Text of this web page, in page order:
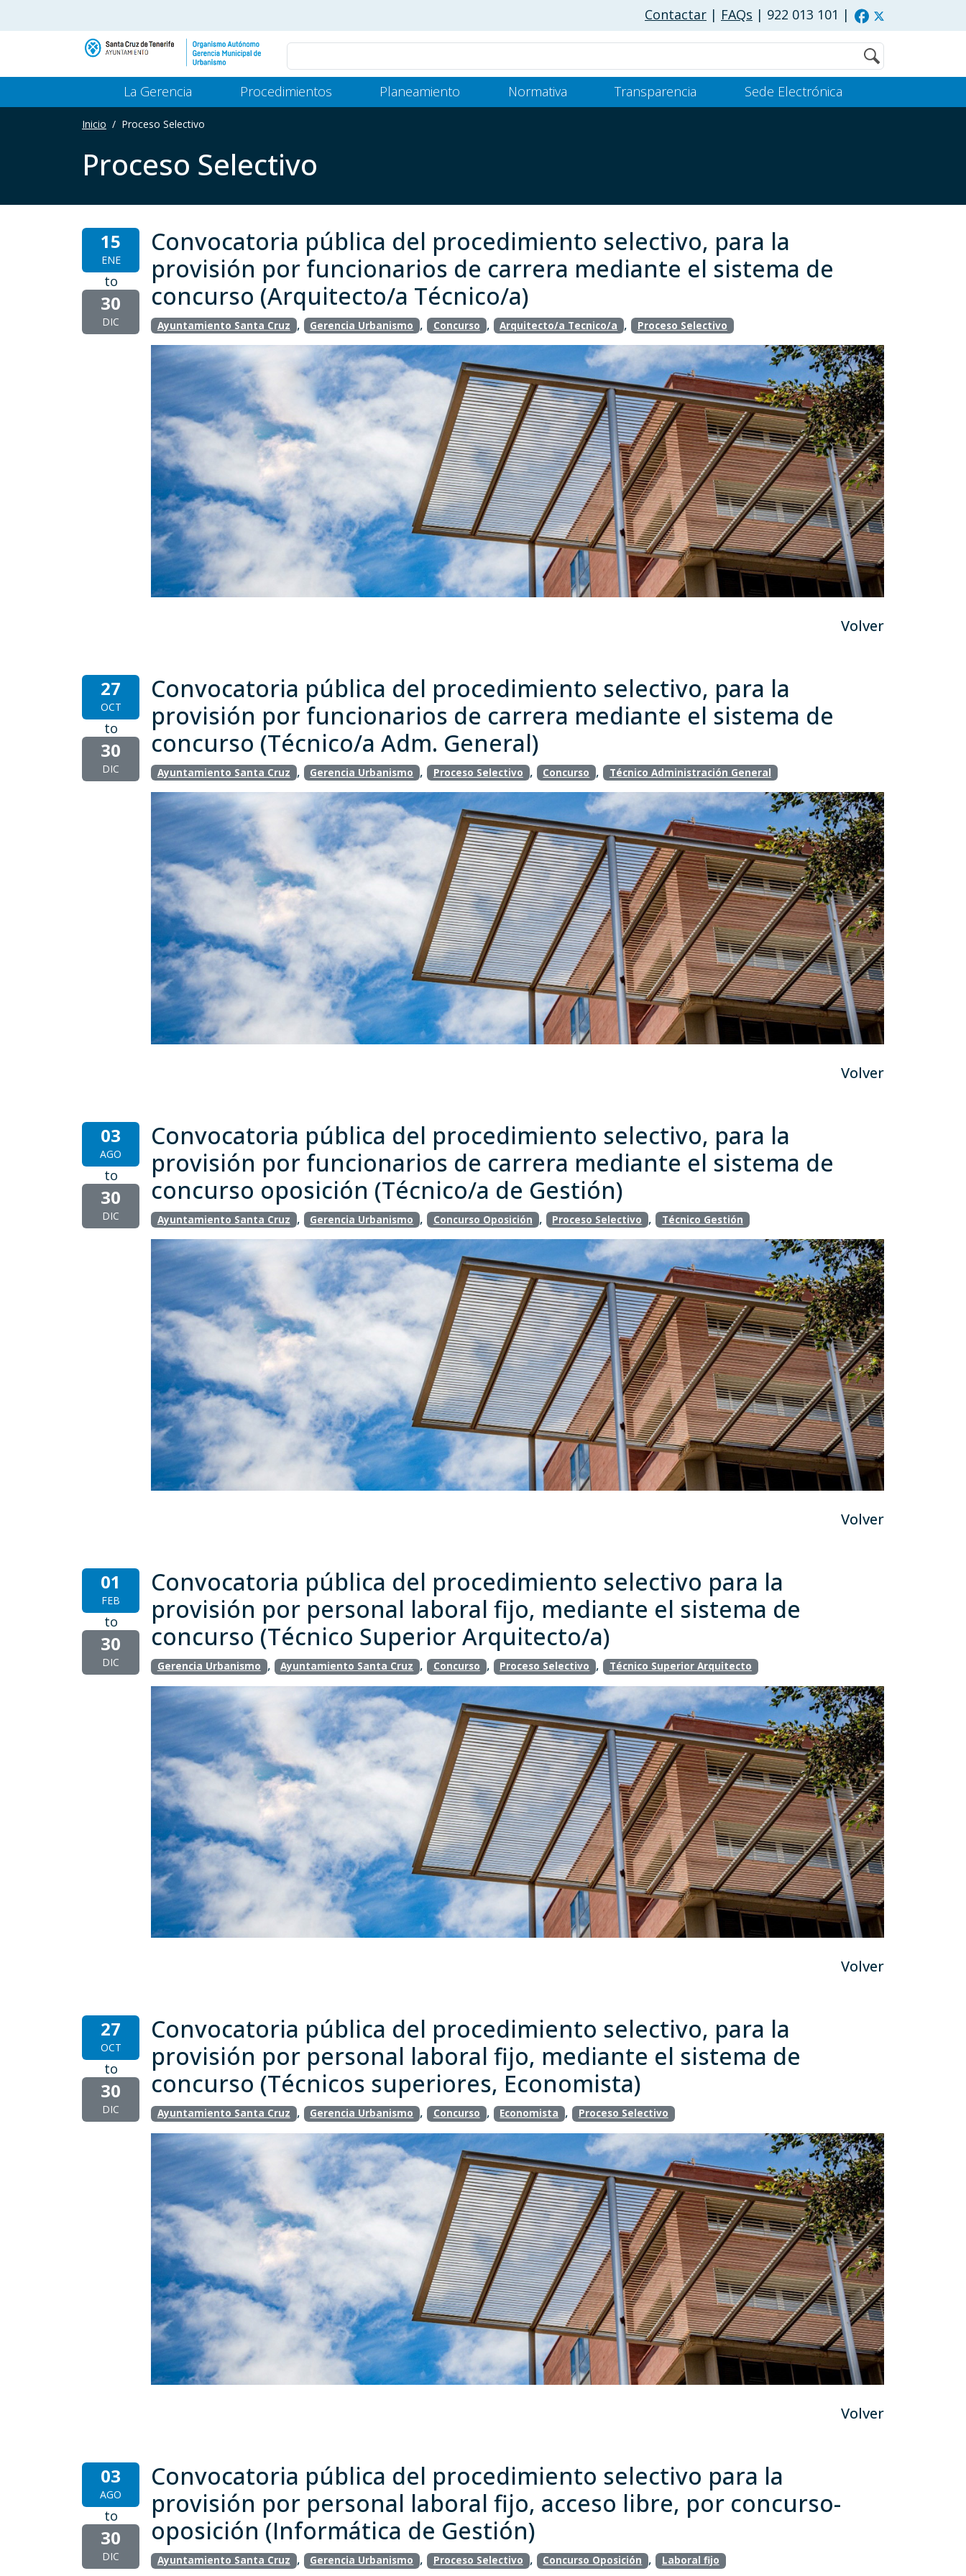
Contactar | FAQs | 922 013 101 |
Buscar
Main Menu Gerencia
La Gerencia Procedimientos Planeamiento Normativa Transparencia Sede Electrónica
Inicio Proceso Selectivo
Proceso Selectivo
15
ENE
to
30
DIC
Convocatoria pública del procedimiento selectivo, para la
provisión por funcionarios de carrera mediante el sistema de
concurso (Arquitecto/a Técnico/a)
Ayuntamiento Santa Cruz , Gerencia Urbanismo , Concurso , Arquitecto/a Tecnico/a , Proceso Selectivo
Volver
27
OCT
to
30
DIC
Convocatoria pública del procedimiento selectivo, para la
provisión por funcionarios de carrera mediante el sistema de
concurso (Técnico/a Adm. General)
Ayuntamiento Santa Cruz , Gerencia Urbanismo , Proceso Selectivo , Concurso , Técnico Administración General
Volver
03
AGO
to
30
DIC
Convocatoria pública del procedimiento selectivo, para la
provisión por funcionarios de carrera mediante el sistema de
concurso oposición (Técnico/a de Gestión)
Ayuntamiento Santa Cruz , Gerencia Urbanismo , Concurso Oposición , Proceso Selectivo , Técnico Gestión
Volver
01
FEB
to
30
DIC
Convocatoria pública del procedimiento selectivo para la
provisión por personal laboral fijo, mediante el sistema de
concurso (Técnico Superior Arquitecto/a)
Gerencia Urbanismo , Ayuntamiento Santa Cruz , Concurso , Proceso Selectivo , Técnico Superior Arquitecto
Volver
27
OCT
to
30
DIC
Convocatoria pública del procedimiento selectivo, para la
provisión por personal laboral fijo, mediante el sistema de
concurso (Técnicos superiores, Economista)
Ayuntamiento Santa Cruz , Gerencia Urbanismo , Concurso , Economista , Proceso Selectivo
Volver
03
AGO
to
30
DIC
Convocatoria pública del procedimiento selectivo para la
provisión por personal laboral fijo, acceso libre, por concurso-
oposición (Informática de Gestión)
Ayuntamiento Santa Cruz , Gerencia Urbanismo , Proceso Selectivo , Concurso Oposición , Laboral fijo